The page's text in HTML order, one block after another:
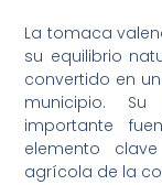
La tomaca
su equilibrio
convertido en
municipio.
importante
elemento
agrícola de la